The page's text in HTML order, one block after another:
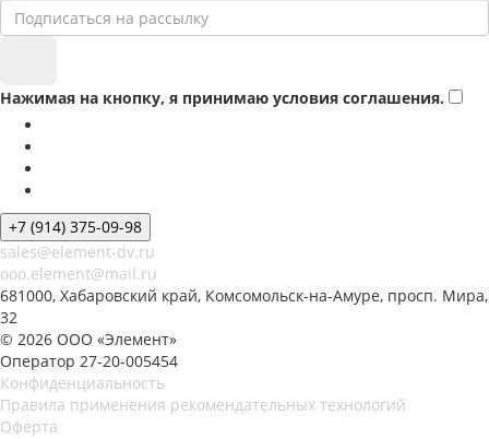
Нажимая на кнопку, я принимаю условия соглашения.
+7 (914) 375-09-98
sales@element-dv.ru
ooo.element@mail.ru
681000, Хабаровский край, Комсомольск-на-Амуре, просп. Мира,
32
© 2026 ООО «Элемент»
Оператор 27-20-005454
Конфиденциальность
Правила применения рекомендательных технологий
Оферта